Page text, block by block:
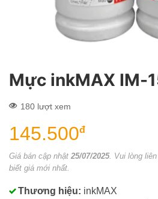
Mực inkMAX IM-
180 lượt xem
145.500đ
Giá bán cập nhật 25/07/2025. Vui lòng
biết giá mới nhất.
Thương hiệu: inkMAX